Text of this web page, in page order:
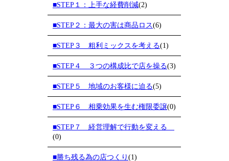
■STEP１：上手な経費削減(2)
■STEP２：最大の害は商品ロス(6)
■STEP３ 粗利ミックスを考える(1)
■STEP４ ３つの構成比で店を操る(3)
■STEP５ 地域のお客様に迫る(5)
■STEP６ 相乗効果を生む権限委譲(0)
■STEP７ 経営理解で行動を変える
(0)
■勝ち残る為の店つくり (1)